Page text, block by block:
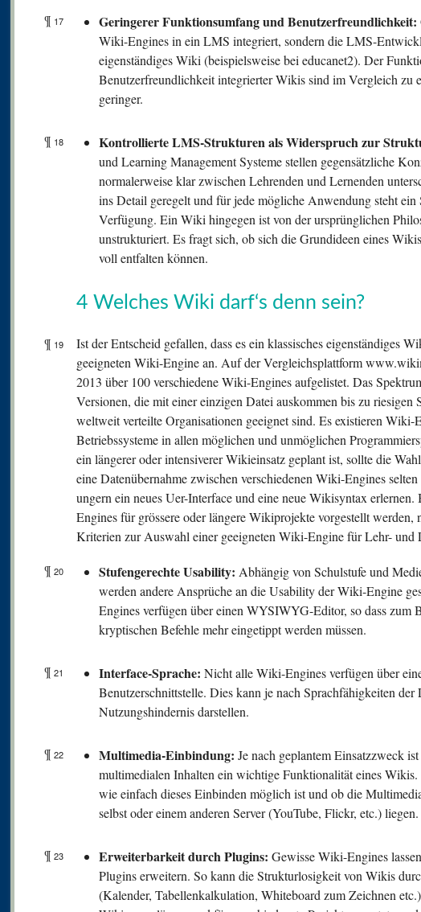
¶ 17 Geringerer Funktionsumfang und Benutzerfreundlichkeit:
Wiki-Engines in ein LMS integriert, sondern die LMS-
eigenständiges Wiki (beispielsweise bei educanet2). Der
Benutzerfreundlichkeit integrierter Wikis sind im Vergleich zu
geringer.
¶ 18 Kontrollierte LMS-Strukturen als Widerspruch zur
und Learning Management Systeme stellen gegensätzliche
normalerweise klar zwischen Lehrenden und Lernenden
ins Detail geregelt und für jede mögliche Anwendung steht
Verfügung. Ein Wiki hingegen ist von der ursprünglichen
unstrukturiert. Es fragt sich, ob sich die Grundideen eines
voll entfalten können.
4 Welches Wiki darf‘s denn sein?
¶ 19
Ist der Entscheid gefallen, dass es ein klassisches eigenständiges
geeigneten Wiki-Engine an. Auf der Vergleichsplattform
2013 über 100 verschiedene Wiki-Engines aufgelistet. Das
Versionen, die mit einer einzigen Datei auskommen bis zu riesigen
weltweit verteilte Organisationen geeignet sind. Es existieren Wiki-
Betriebssysteme in allen möglichen und unmöglichen
ein längerer oder intensiverer Wikieinsatz geplant ist, sollte die
eine Datenübernahme zwischen verschiedenen Wiki-Engines
ungern ein neues Uer-Interface und eine neue Wikisyntax
Engines für grössere oder längere Wikiprojekte vorgestellt werden,
Kriterien zur Auswahl einer geeigneten Wiki-Engine für Lehr- und
¶20 Stufengerechte Usability: Abhängig von Schulstufe und
werden andere Ansprüche an die Usability der Wiki-Engine
Engines verfügen über einen WYSIWYG-Editor, so dass zum
kryptischen Befehle mehr eingetippt werden müssen.
¶21 Interface-Sprache: Nicht alle Wiki-Engines verfügen über
Benutzerschnittstelle. Dies kann je nach Sprachfähigkeiten der
Nutzungshindernis darstellen.
¶22 Multimedia-Einbindung: Je nach geplantem Einsatzzweck
multimedialen Inhalten ein wichtige Funktionalität eines
wie einfach dieses Einbinden möglich ist und ob die
selbst oder einem anderen Server (YouTube, Flickr, etc.) liegen.
¶23 Erweiterbarkeit durch Plugins: Gewisse Wiki-Engines
Plugins erweitern. So kann die Strukturlosigkeit von Wikis
(Kalender, Tabellenkalkulation, Whiteboard zum Zeichnen